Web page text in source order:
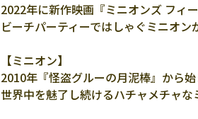
2022年に新作映画『ミニオンズ フィ
ビーチパーティーではしゃぐミニオ
【ミニオン】
2010年『怪盗グルーの月泥棒』から
世界中を魅了し続けるハチャメチャ